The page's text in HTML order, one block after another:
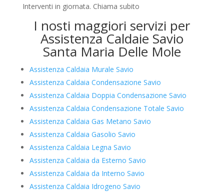
Interventi in giornata. Chiama subito
I nosti maggiori servizi per
Assistenza Caldaie Savio
Santa Maria Delle Mole
Assistenza Caldaia Murale Savio
Assistenza Caldaia Condensazione Savio
Assistenza Caldaia Doppia Condensazione Savio
Assistenza Caldaia Condensazione Totale Savio
Assistenza Caldaia Gas Metano Savio
Assistenza Caldaia Gasolio Savio
Assistenza Caldaia Legna Savio
Assistenza Caldaia da Esterno Savio
Assistenza Caldaia da Interno Savio
Assistenza Caldaia Idrogeno Savio